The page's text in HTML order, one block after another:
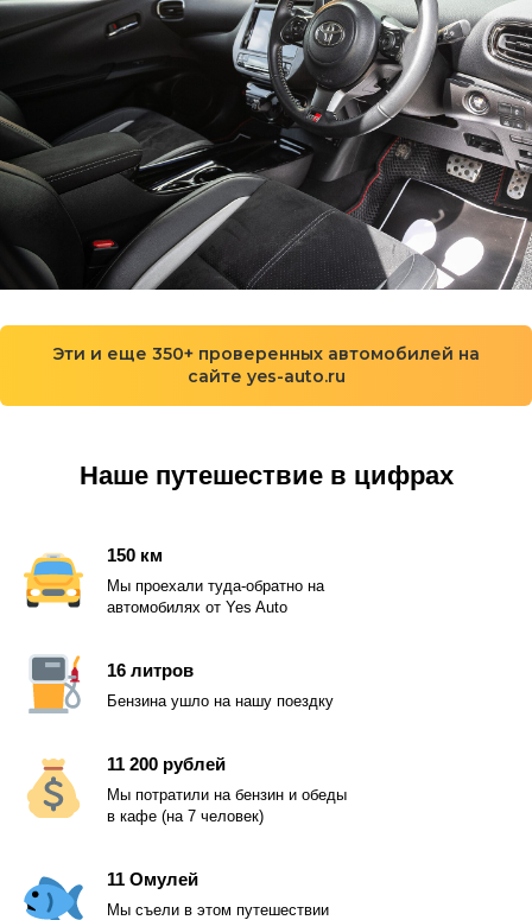
Эти и еще 350+ проверенных автомобилей на
сайте yes-auto.ru
Наше путешествие в цифрах
150 км
Мы проехали туда-обратно на
автомобилях от Yes Auto
16 литров
Бензина ушло на нашу поездку
11 200 рублей
Мы потратили на бензин и обеды
в кафе (на 7 человек)
11 Омулей
Мы съели в этом путешествии